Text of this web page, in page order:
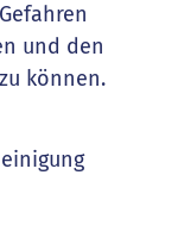
und den
können.